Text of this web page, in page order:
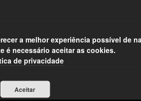
a melhor experiência possível de
é necessário aceitar as cookies.
de privacidade
Aceitar